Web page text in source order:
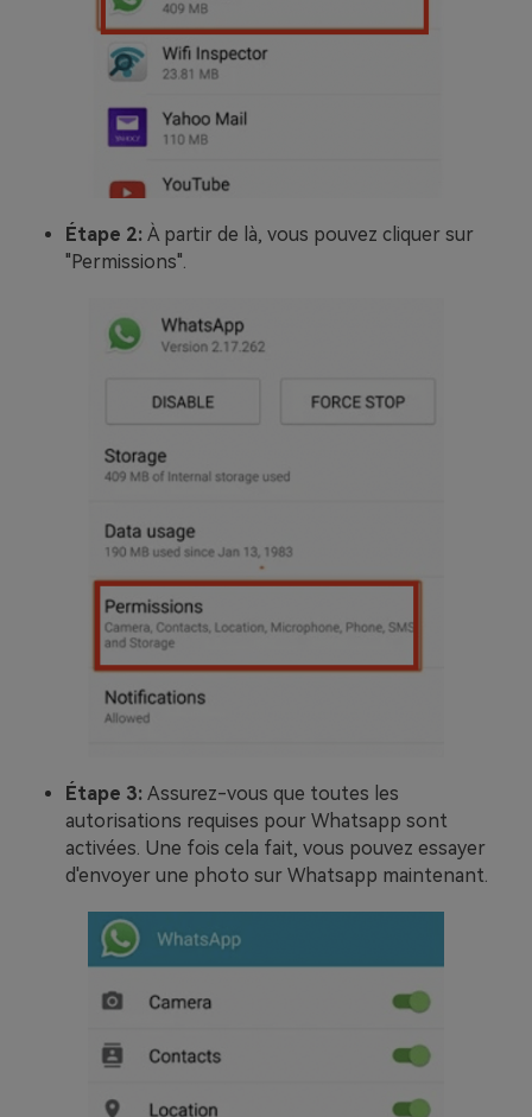
Étape 2: À partir de là, vous pouvez cliquer sur
"Permissions".
Étape 3: Assurez-vous que toutes les
autorisations requises pour Whatsapp sont
activées. Une fois cela fait, vous pouvez essayer
d'envoyer une photo sur Whatsapp maintenant.